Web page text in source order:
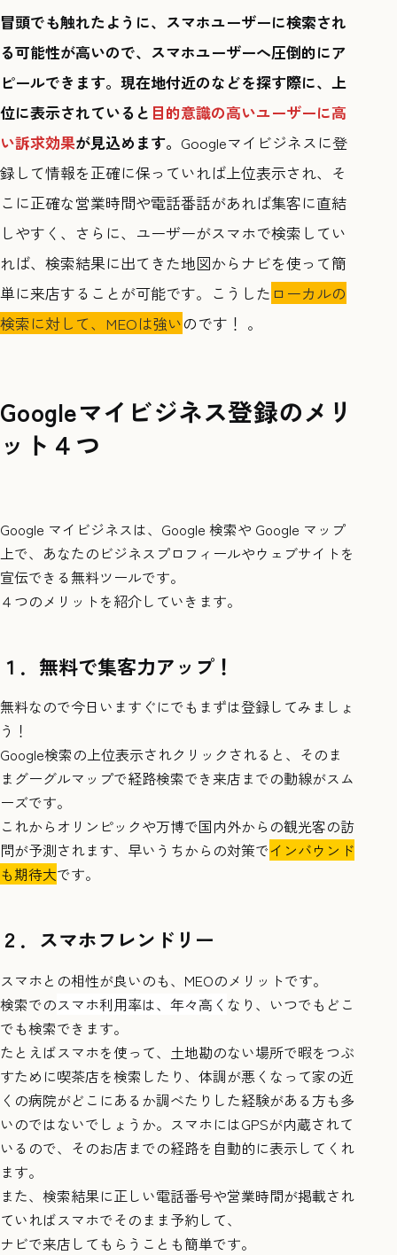
冒頭でも触れたように、スマホユーザーに検索され
る可能性が高いので、スマホユーザーへ圧倒的にア
ピールできます。現在地付近のなどを探す際に、上
位に表示されていると 目的意識の高いユーザーに高
い訴求効果が見込めます。 Googleマイビジネスに登
録して情報を正確に保っていれば上位表示され、そ
こに正確な営業時間や電話番話があれば集客に直結
しやすく、さらに、ユーザーがスマホで検索してい
れば、検索結果に出てきた地図からナビを使って簡
単に来店することが可能です。こうした ローカルの
検索に対して、MEOは強いのです！ 。
Googleマイビジネス登録のメリ
ット４つ
Google マイビジネスは、Google 検索や Google マップ
上で、あなたのビジネスプロフィールやウェブサイトを
宣伝できる無料ツールです。
４つのメリットを紹介していきます。
１．無料で集客力アップ！
無料なので今日いますぐにでもまずは登録してみましょ
う！
Google検索の上位表示されクリックされると、そのま
まグーグルマップで経路検索でき来店までの動線がスム
ーズです。
これからオリンピックや万博で国内外からの観光客の訪
問が予測されます、早いうちからの対策でインバウンド
も期待大です。
２．スマホフレンドリー
スマホとの相性が良いのも、MEOのメリットです。
検索でのスマホ利用率は、年々高く なり、いつでもどこ
でも検索できます。
たとえばスマホを使って、土地勘のない場所で暇をつぶ
すために喫茶店を検索したり、体調が悪くなって家の近
くの病院がどこにあるか調べたりした経験がある方も多
いのではないでしょうか。スマホにはGPSが内蔵されて
いるので、そのお店までの経路を自動的に表示してくれ
ます。
また、検索結果に正しい電話番号や営業時間が掲載され
ていればスマホでそのまま予約して、
ナビで来店してもらうことも簡単です。